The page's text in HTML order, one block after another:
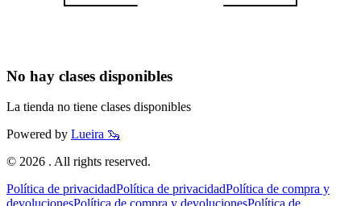
No hay clases disponibles
La tienda no tiene clases disponibles
Powered by Lueira 🦦
© 2026 . All rights reserved.
Política de privacidadPolítica de privacidadPolítica de compra y